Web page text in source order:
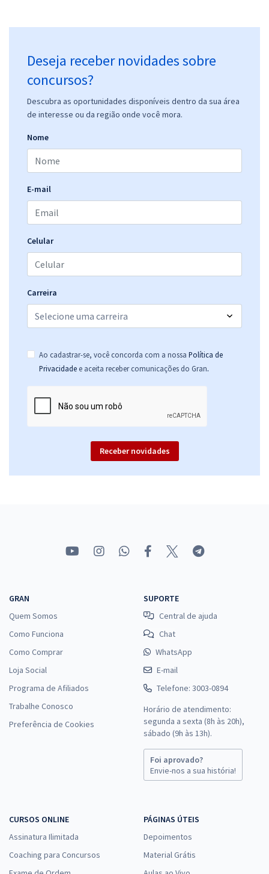
Deseja receber novidades sobre
concursos?
Descubra as oportunidades disponíveis dentro da sua área
de interesse ou da região onde você mora.
Nome
E-mail
Celular
Carreira
Ao cadastrar-se, você concorda com a nossa Política de
Privacidade e aceita receber comunicações do Gran.
Receber novidades
GRAN
Quem Somos
Como Funciona
Como Comprar
Loja Social
Programa de Afiliados
Trabalhe Conosco
Preferência de Cookies
SUPORTE
Central de ajuda
Chat
WhatsApp
E-mail
Telefone: 3003-0894
Horário de atendimento:
segunda a sexta (8h às 20h),
sábado (9h às 13h).
Foi aprovado?
Envie-nos a sua história!
CURSOS ONLINE
Assinatura Ilimitada
Coaching para Concursos
PÁGINAS ÚTEIS
Depoimentos
Material Grátis